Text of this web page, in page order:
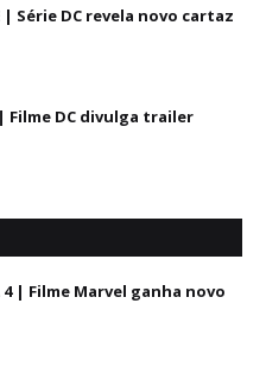
| Série DC revela novo cartaz
| Filme DC divulga trailer
4 | Filme Marvel ganha novo